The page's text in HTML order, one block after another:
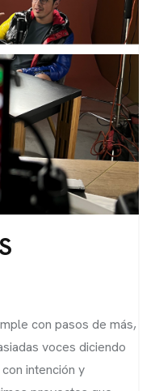
con pasos de más,
voces diciendo
intención y